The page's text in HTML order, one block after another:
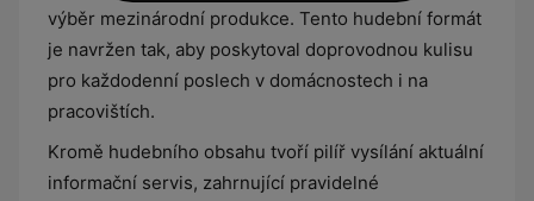
výběr mezinárodní produkce. Tento hudební formát
je navržen tak, aby poskytoval doprovodnou kulisu
pro každodenní poslech v domácnostech i na
pracovištích.
Kromě hudebního obsahu tvoří pilíř vysílání aktuální
informační servis, zahrnující pravidelné